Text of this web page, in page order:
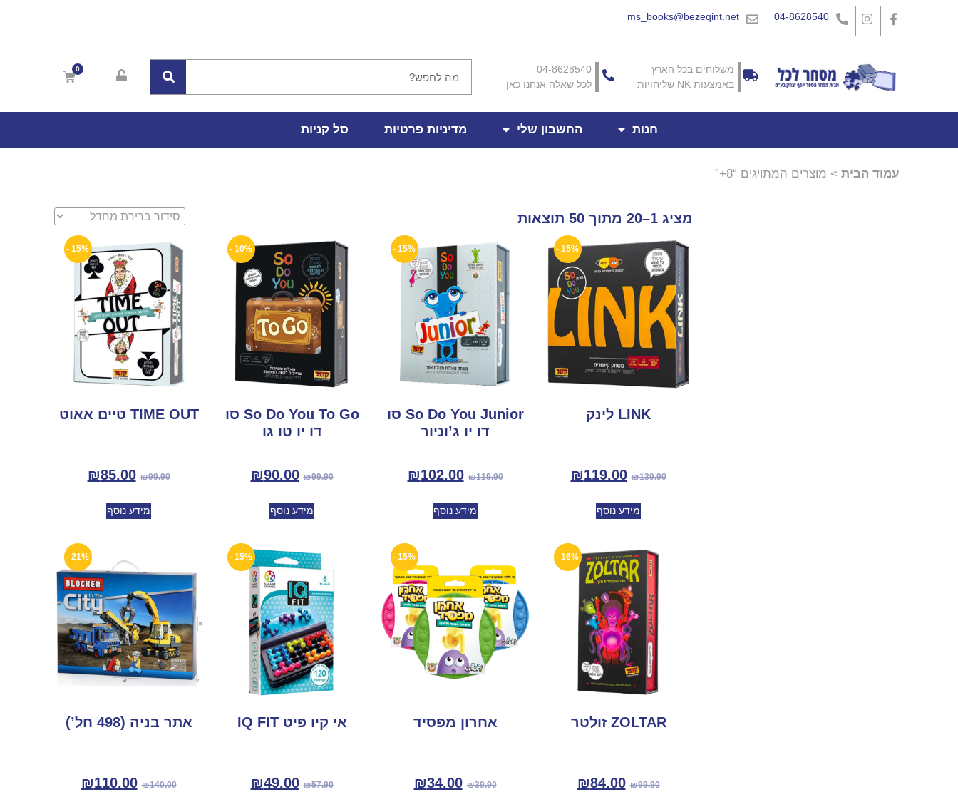
04-8628540
ms_books@bezeqint.net
משלוחים בכל הארץ
באמצעות NK שליחויות
04-8628540
לכל שאלה אנחנו כאן
חנות החשבון שלי מדיניות פרטיות סל קניות
עמוד הבית > מוצרים המתויגים “8+”
מציג 1–20 מתוך 50 תוצאות
15% -
LINK לינק
₪139.90
₪119.00
מידע נוסף
15% -
So Do You Junior סו
דו יו ג’וניור
₪119.90
₪102.00
מידע נוסף
10% -
So Do You To Go סו
דו יו טו גו
₪99.90
₪90.00
מידע נוסף
15% -
TIME OUT טיים אאוט
₪99.90
₪85.00
מידע נוסף
16% -
ZOLTAR זולטר
₪99.90
₪84.00
15% -
אחרון מפסיד
₪39.90
₪34.00
15% -
אי קיו פיט IQ FIT
₪57.90
₪49.00
21% -
אתר בניה (498 חל’)
₪140.00
₪110.00